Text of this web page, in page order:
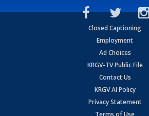
Closed Captioning
Employment
Ad Choices
KRGV-TV Public File
Contact Us
KRGV AI Policy
Privacy Statement